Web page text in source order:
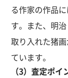
る作家の作品
す。また、明
取り入れた猪
ています。
（3）査定ポイ